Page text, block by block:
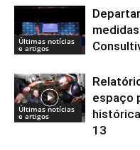
Últimas notícias
e artigos
Últimas notícias
e artigos
espaço
13